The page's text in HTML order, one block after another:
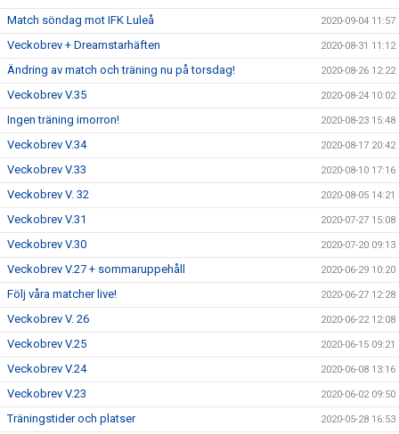
Match söndag mot IFK Luleå 2020-09-04 11:57
Veckobrev + Dreamstarhäften 2020-08-31 11:12
Ändring av match och träning nu på torsdag! 2020-08-26 12:22
Veckobrev V.35 2020-08-24 10:02
Ingen träning imorron! 2020-08-23 15:48
Veckobrev V.34 2020-08-17 20:42
Veckobrev V.33 2020-08-10 17:16
Veckobrev V. 32 2020-08-05 14:21
Veckobrev V.31 2020-07-27 15:08
Veckobrev V.30 2020-07-20 09:13
Veckobrev V.27 + sommaruppehåll 2020-06-29 10:20
Följ våra matcher live! 2020-06-27 12:28
Veckobrev V. 26 2020-06-22 12:08
Veckobrev V.25 2020-06-15 09:21
Veckobrev V.24 2020-06-08 13:16
Veckobrev V.23 2020-06-02 09:50
Träningstider och platser 2020-05-28 16:53